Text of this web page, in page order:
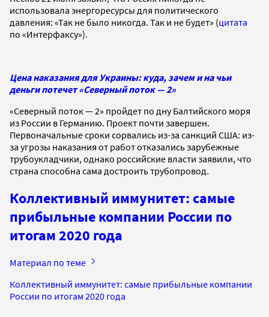
использовала энергоресурсы для политического
давления: «Так не было никогда. Так и не будет» (цитата
по «Интерфаксу»).
Цена наказания для Украины: куда, зачем и на чьи
деньги потечет «Северный поток — 2»
«Северный поток — 2» пройдет по дну Балтийского моря
из России в Германию. Проект почти завершен.
Первоначальные сроки сорвались из-за санкций США: из-
за угрозы наказания от работ отказались зарубежные
трубоукладчики, однако российские власти заявили, что
страна способна сама достроить трубопровод.
Коллективный иммунитет: самые
прибыльные компании России по
итогам 2020 года
Материал по теме
Коллективный иммунитет: самые прибыльные компании
России по итогам 2020 года